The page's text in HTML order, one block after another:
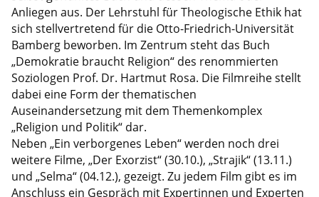
Anliegen aus. Der Lehrstuhl für Theologische Ethik hat
sich stellvertretend für die Otto-Friedrich-Universität
Bamberg beworben. Im Zentrum steht das Buch
„Demokratie braucht Religion“ des renommierten
Soziologen Prof. Dr. Hartmut Rosa. Die Filmreihe stellt
dabei eine Form der thematischen
Auseinandersetzung mit dem Themenkomplex
„Religion und Politik“ dar.
Neben „Ein verborgenes Leben“ werden noch drei
weitere Filme, „Der Exorzist“ (30.10.), „Strajik“ (13.11.)
und „Selma“ (04.12.), gezeigt. Zu jedem Film gibt es im
Anschluss ein Gespräch mit Expertinnen und Experten